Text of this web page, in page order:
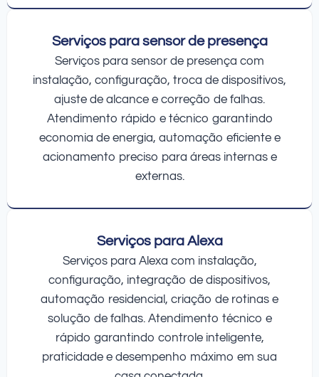
Serviços para sensor de presença
Serviços para sensor de presença com
instalação, configuração, troca de dispositivos,
ajuste de alcance e correção de falhas.
Atendimento rápido e técnico garantindo
economia de energia, automação eficiente e
acionamento preciso para áreas internas e
externas.
Serviços para Alexa
Serviços para Alexa com instalação,
configuração, integração de dispositivos,
automação residencial, criação de rotinas e
solução de falhas. Atendimento técnico e
rápido garantindo controle inteligente,
praticidade e desempenho máximo em sua